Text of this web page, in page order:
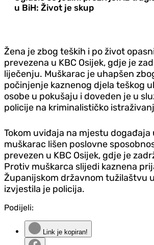
u BiH: Život je skup
Žena je zbog teških i po život
prevezena u KBC Osijek, gdje je
liječenju. Muškarac je uhapšen
počinjenje kaznenog djela teškog
osobe u pokušaju i doveden je u
policije na kriminalističko
Tokom uviđaja na mjestu
muškarac lišen poslovne
prevezen u KBC Osijek, gdje je
Protiv muškarca slijedi kaznena
Županijskom državnom tužilaštvu
izvjestila je policija.
Podijeli:
Link je kopiran!